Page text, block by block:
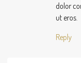
dolor
ut eros.
Reply